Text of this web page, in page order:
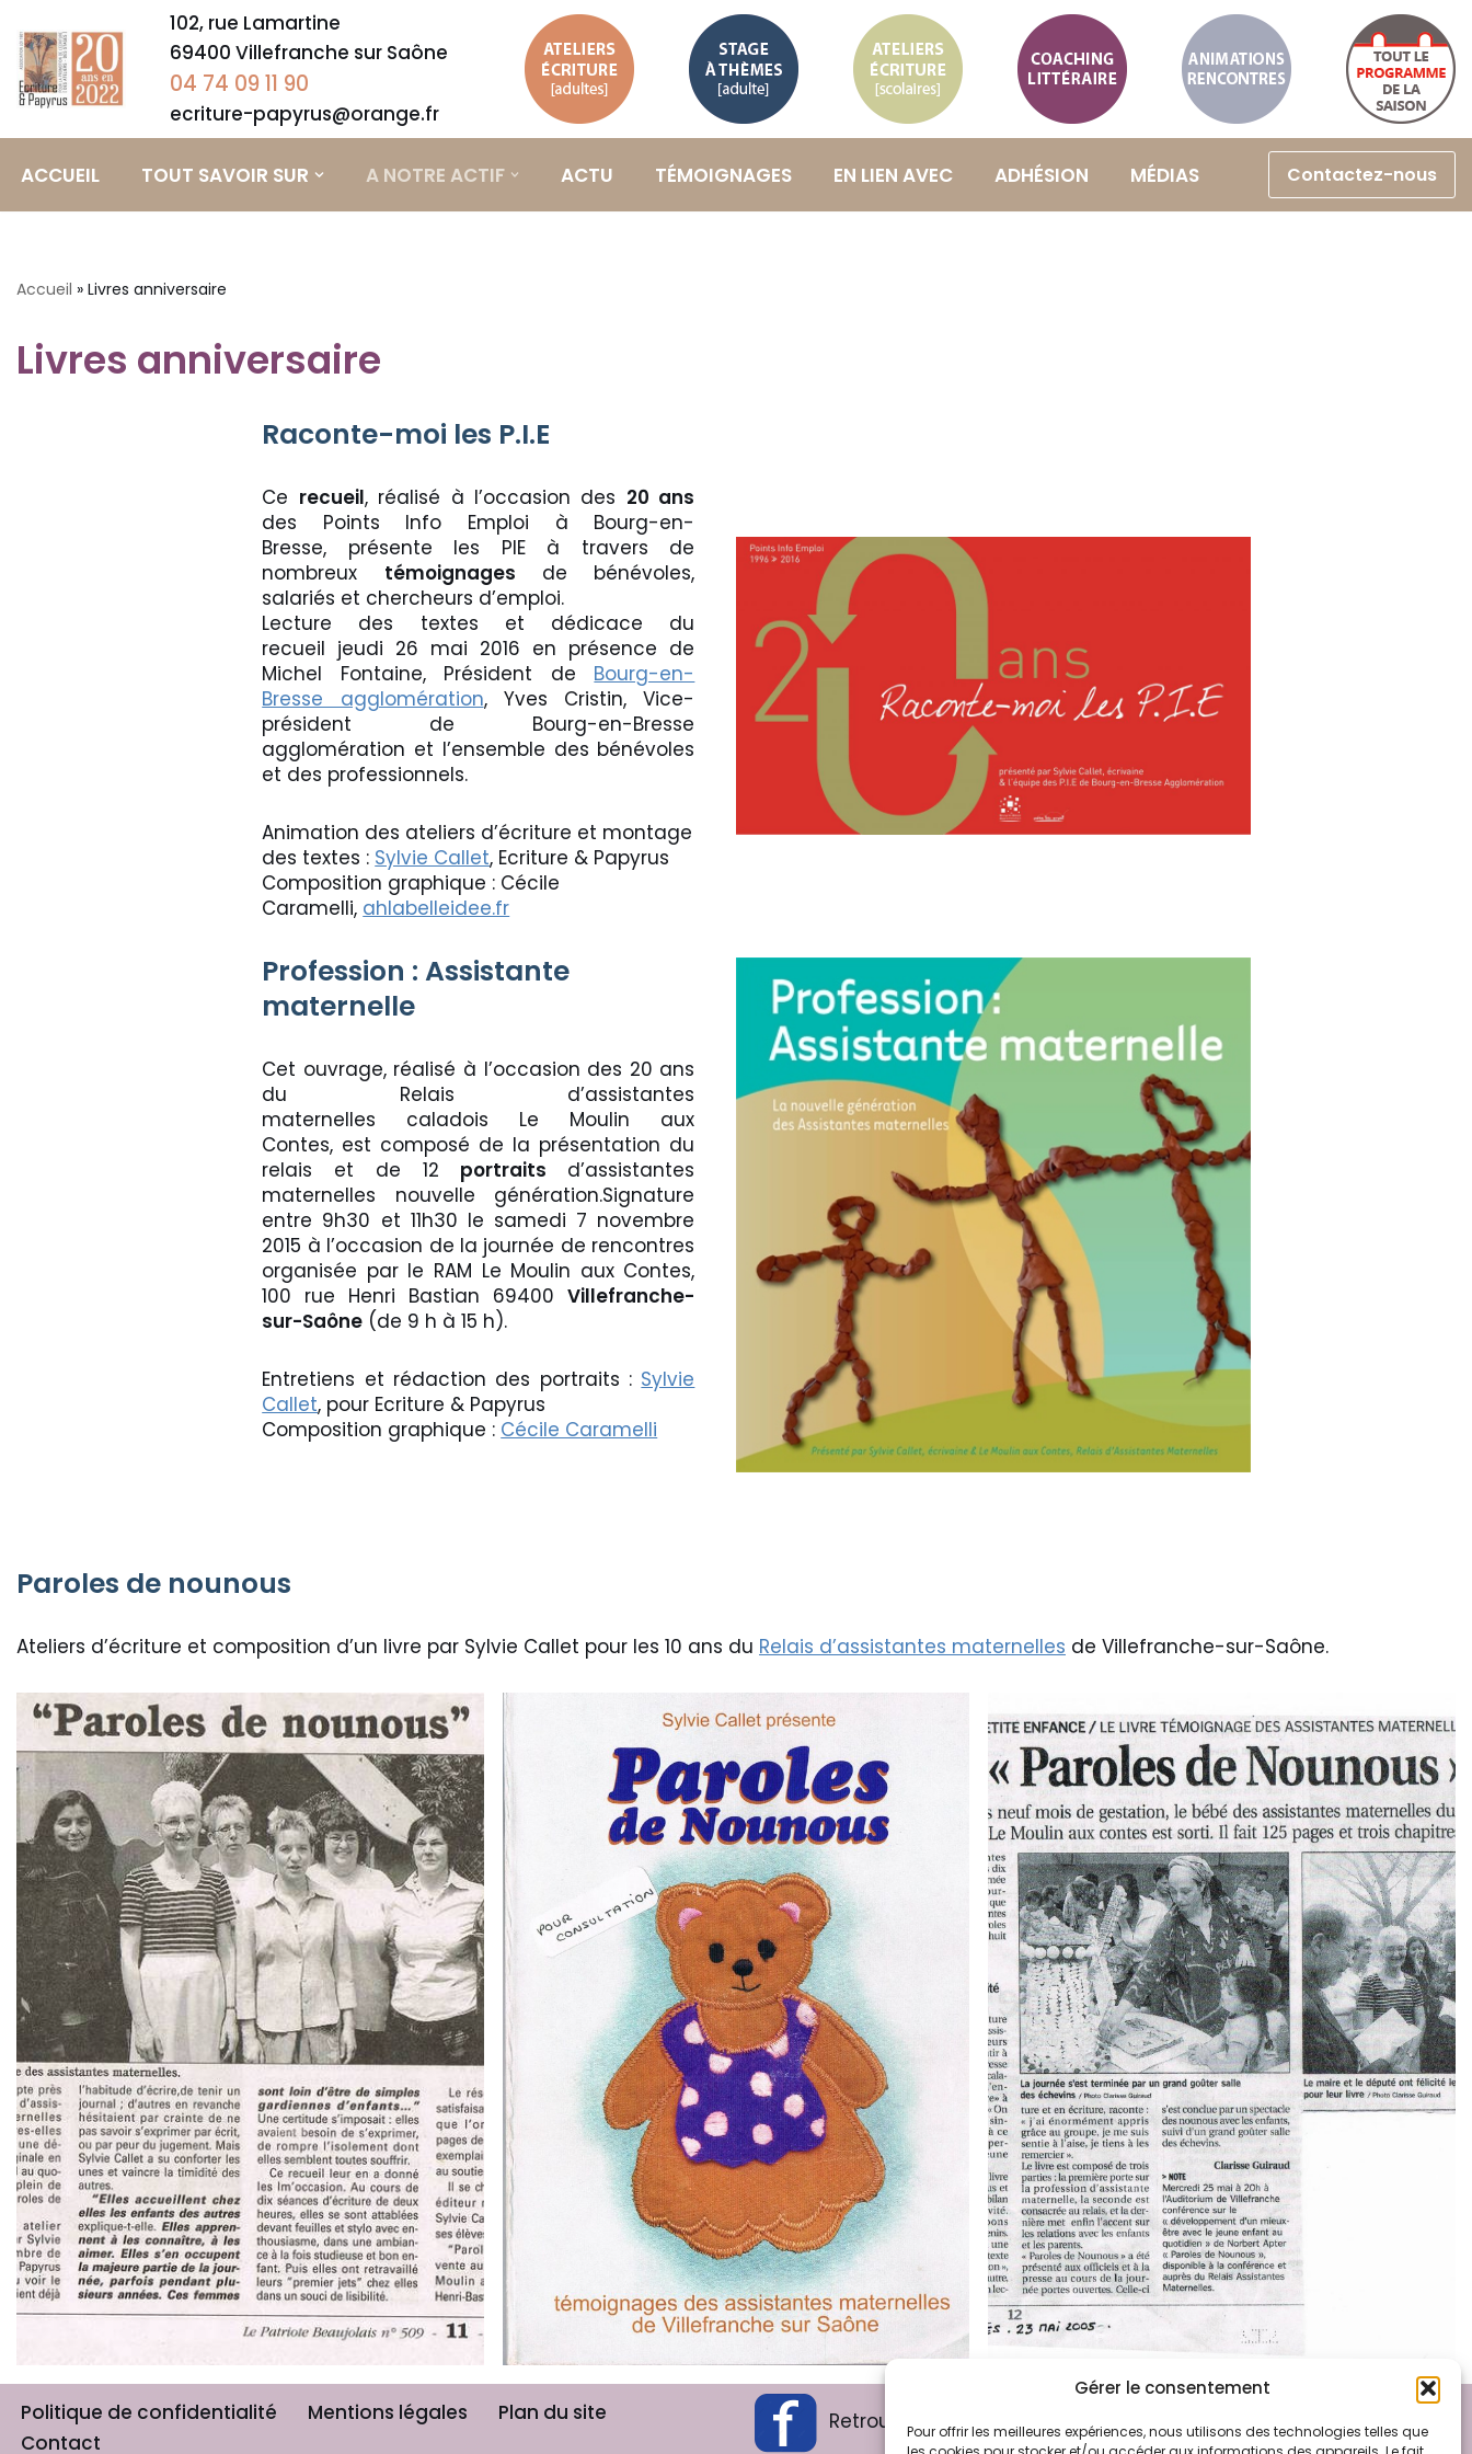
Gérer le consentement
Pour offrir les meilleures expériences, nous utilisons des technologies telles que
Aller
au
contenu
102, rue Lamartine
69400 Villefranche sur Saône
04 74 09 11 90
ecriture-papyrus@orange.fr
Ateliers
d’écriture
adultes
Stage à
thème
adulte
Ateliers
d’écriture
scolaires
Coaching
littéraire
Animations
et
Rencontres
Calendrier
ACCUEIL TOUT SAVOIR SUR A NOTRE ACTIF ACTU TÉMOIGNAGES EN LIEN AVEC ADHÉSION MÉDIAS Contactez-nous
Accueil » Livres anniversaire
Livres anniversaire
Raconte-moi les P.I.E
Ce recueil, réalisé à l’occasion des 20 ans
des Points Info Emploi à Bourg-en-
Bresse, présente les PIE à travers de
nombreux témoignages de bénévoles,
salariés et chercheurs d’emploi.
Lecture des textes et dédicace du
recueil jeudi 26 mai 2016 en présence de
Michel Fontaine, Président de Bourg-en-
Bresse agglomération, Yves Cristin, Vice-
président de Bourg-en-Bresse
agglomération et l’ensemble des bénévoles
et des professionnels.
Animation des ateliers d’écriture et montage
des textes : Sylvie Callet, Ecriture & Papyrus
Composition graphique : Cécile
Caramelli, ahlabelleidee.fr
Profession : Assistante
maternelle
Cet ouvrage, réalisé à l’occasion des 20 ans
du Relais d’assistantes
maternelles caladois Le Moulin aux
Contes, est composé de la présentation du
relais et de 12 portraits d’assistantes
maternelles nouvelle génération.Signature
entre 9h30 et 11h30 le samedi 7 novembre
2015 à l’occasion de la journée de rencontres
organisée par le RAM Le Moulin aux Contes,
100 rue Henri Bastian 69400Villefranche-
sur-Saône (de 9 h à 15 h).
Entretiens et rédaction des portraits : Sylvie
Callet, pour Ecriture & Papyrus
Composition graphique : Cécile Caramelli
Paroles de nounous
Ateliers d’écriture et composition d’un livre par Sylvie Callet pour les 10 ans du Relais d’assistantes maternelles de Villefranche-sur-Saône.
Politique de confidentialité Mentions légales
Plan du site
Contact
Retrouvez-nous sur Facebook